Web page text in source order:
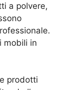
a polvere,
mobili in
prodotti